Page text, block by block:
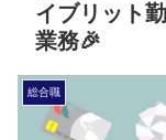
イブリット
業務🎉
総合職